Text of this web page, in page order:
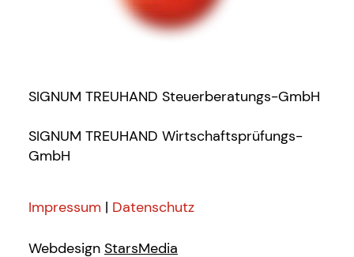
SIGNUM TREUHAND Steuerberatungs-GmbH
SIGNUM TREUHAND Wirtschaftsprüfungs-
GmbH
Impressum | Datenschutz
Webdesign StarsMedia